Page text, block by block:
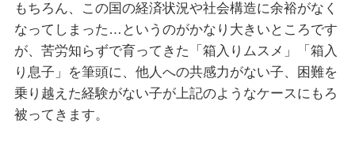
もちろん、この国の経済状況や社会構造に余裕がなく
なってしまった…というのがかなり大きいところです
が、苦労知らずで育ってきた「箱入りムスメ」「箱入
り息子」を筆頭に、他人への共感力がない子、困難を
乗り越えた経験がない子が上記のようなケースにもろ
被ってきます。